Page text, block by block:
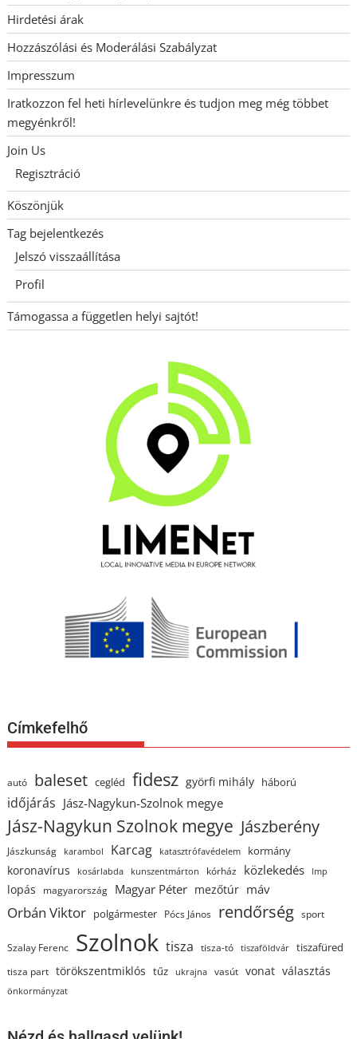
Hirdetési árak
Hozzászólási és Moderálási Szabályzat
Impresszum
Iratkozzon fel heti hírlevelünkre és tudjon meg még többet
megyénkről!
Join Us
Regisztráció
Köszönjük
Tag bejelentkezés
Jelszó visszaállítása
Profil
Támogassa a független helyi sajtót!
Címkefelhő
autó baleset cegléd fidesz györfi mihály háború
időjárás Jász-Nagykun-Szolnok megye
Jász-Nagykun Szolnok megye Jászberény
Jászkunság karambol Karcag katasztrófavédelem kormány
koronavírus kosárlabda kunszentmárton kórház közlekedés lmp
lopás magyarország Magyar Péter mezőtúr máv
Orbán Viktor polgármester Pócs János rendőrség sport
Szalay Ferenc Szolnok tisza tisza-tó tiszaföldvár tiszafüred
tisza part törökszentmiklós tűz ukrajna vasút vonat választás
önkormányzat